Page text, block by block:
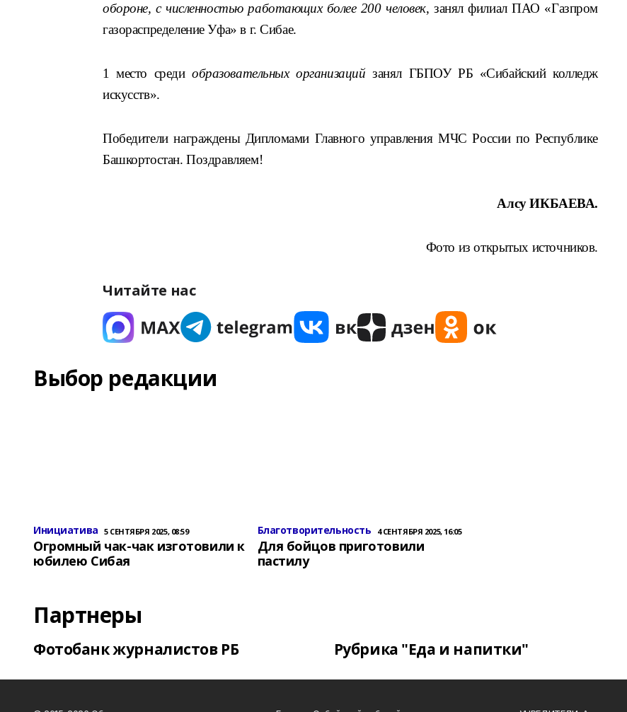
обороне, с численностью работающих более 200 человек, занял филиал ПАО «Газпром
газораспределение Уфа» в г. Сибае.
1 место среди образовательных организацийзанял ГБПОУ РБ «Сибайский колледж
искусств».
Победители награждены Дипломами Главного управления МЧС России по Республике
Башкортостан. Поздравляем!
Алсу ИКБАЕВА.
Фото из открытых источников.
Читайте нас
Выбор редакции
Инициатива 5 СЕНТЯБРЯ 2025, 08:59
Огромный чак-чак изготовили к
юбилею Сибая
Благотворительность 4 СЕНТЯБРЯ 2025, 16:05
Для бойцов приготовили
пастилу
Партнеры
Фотобанк журналистов РБ Рубрика "Еда и напитки"